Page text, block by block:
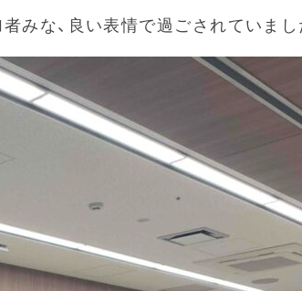
みな、良い表情で過ごされていまし